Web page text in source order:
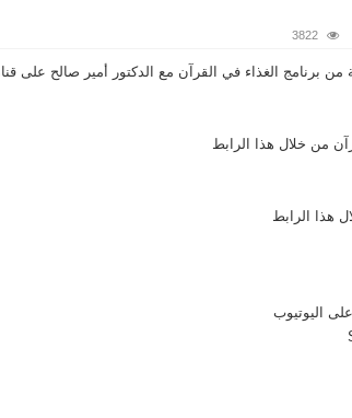
3822
من برنامج الغذاء في القرآن مع الدكتور أمير صالح على
من خلال هذا الرابط
هذا الرابط
اليوتيوب